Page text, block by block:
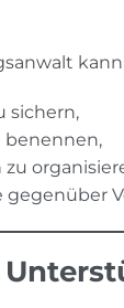
sichern,
benennen,
gegenüber